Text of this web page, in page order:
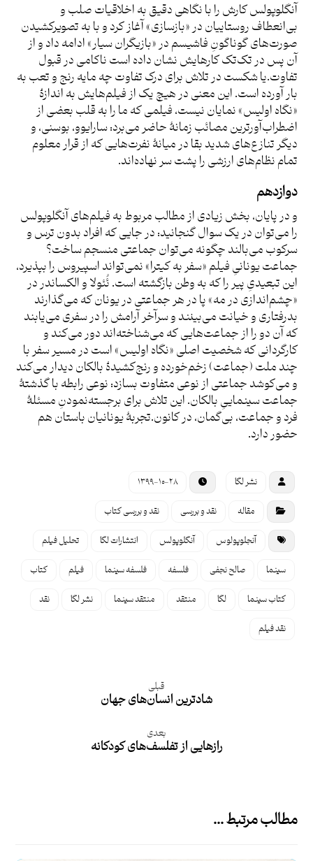
آنگلوپولس کارش را با نگاهی دقیق به اخلاقیات صلب و
بی‌انعطاف روستاییان در «بازسازی» آغاز کرد و با به تصویرکشیدن
صورت‌های گوناگونِ فاشیسم در «بازیگران سیار» ادامه داد و از
آن پس در تک‌تک کارهایش نشان داده است ناکامی در قبول
تفاوت.یا شکست در تلاش برای درک تفاوت چه مایه رنج و تعب به
بار آورده است. این معنی در هیچ یک از فیلم‌هایش به اندازۀ
«نگاه اولیس» نمایان نیست، فیلمی که ما را به قلب بعضی از
اضطراب‌آورترین مصائب زمانۀ حاضر می‌برد: سارایوو، بوسنی، و
دیگر تنازع‌های شدید بقا در میانۀ نفرت‌هایی که از قرار معلوم
تمام نظام‌های ارزشی را پشت سر نهاده‌اند.
دوازدهم
و در پایان، بخش زیادی از مطالب مربوط به فیلم‌های آنگلوپولس
را می‌توان در یک سوال گنجانید: در جایی که افراد بدون ترس و
سرکوب می‌بالند چگونه می‌توان جماعتی منسجم ساخت؟
جماعت یونانیِ فیلم «سفر به کیترا» نمی‎‌تواند اسپیروس را بپذیرد،
این تبعیدیِ پیر را که به وطن بازگشته است. ئُئولا و الکساندر در
«چشم‌اندازی در مه» پا در هر جماعتی در یونان که می‌گذارند
بدرفتاری و خیانت می‌بینند و سرآخر آرامش را در سفری می‌یابند
که آن دو را از جماعت‌هایی که می‌شناخته‌اند دور می‌کند و
کارگردانی که شخصیت اصلی «نگاه اولیس» است در مسیر سفر با
چند ملت (جماعت) زخم‌خورده و رنج‌کشیدۀ بالکان دیدار می‌کند
و می‌کوشد جماعتی از نوعی متفاوت بسازد: نوعی رابطه با گذشتۀ
جماعت سینماییِ بالکان. این تلاش برای برجسته‌نمودنِ مسئلۀ
فرد و جماعت، بی‌گمان، در کانون.تجربۀ یونانیان باستان هم
حضور دارد.
نشر لگا ۱۳۹۹-۱۰-۲۸
مقاله نقد و بررسی نقد و بررسی کتاب
آنجلوپولوس آنگلوپولس انتشارات لگا تحلیل فیلم
سینما صالح نجفی فلسفه فلسفه سینما فیلم کتاب
کتاب سینما لگا منتقد منتقد سینما نشر لگا نقد
نقد فیلم
قبلی
شادترین انسان‌های جهان
بعدی
رازهايى از تفلسف‌های کودکانه
مطالب مرتبط ...